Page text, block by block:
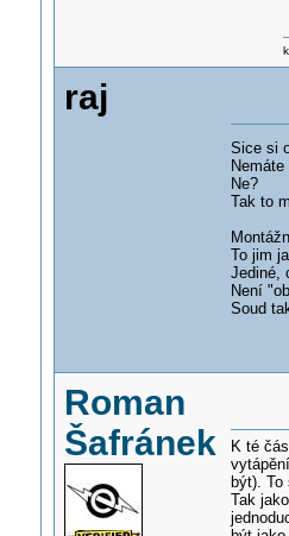
raj
Sice si
Ne?
Tak to
To jim
Jediné,
Není
Soud
Roman
Šafránek
K té
být).
Tak